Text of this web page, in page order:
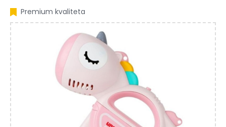
Premium kvaliteta